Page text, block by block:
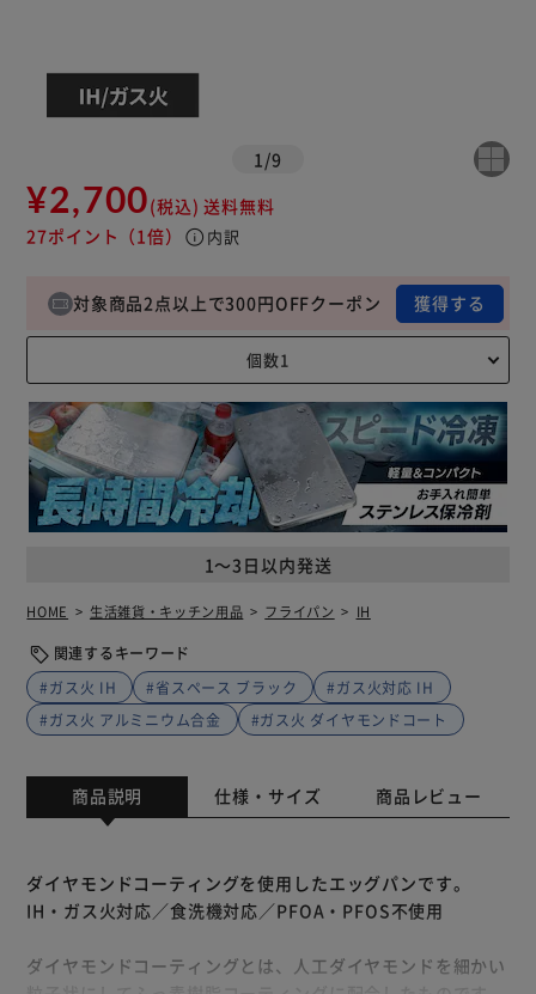
1 /9
¥2,700(税込) 送料無料
27ポイント （1倍） info 内訳
1～3日以内発送
対象商品2点以上で300円OFFクーポン 獲得する
HOME 生活雑貨・キッチン用品 フライパン IH
関連するキーワード
#ガス火 IH
#省スペース ブラック
#ガス火対応 IH
#ガス火 アルミニウム合金
#ガス火 ダイヤモンドコート
商品説明 仕様・サイズ 商品レビュー
ダイヤモンドコーティングを使用したエッグパンです。
IH・ガス火対応／食洗機対応／PFOA・PFOS不使用
ダイヤモンドコーティングとは、人工ダイヤモンドを細かい